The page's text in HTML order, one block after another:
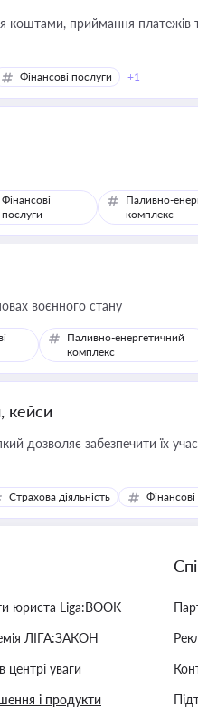
Фінансові послуги +1
Фінансові
послуги
Паливно-
комплекс
воєнного стану
Паливно-енергетичний
комплекс
кейси
дозволяє забезпечити їх
Страхова діяльність
юриста Liga:BOOK
ЛІГА:ЗАКОН
центрі уваги
і продукти